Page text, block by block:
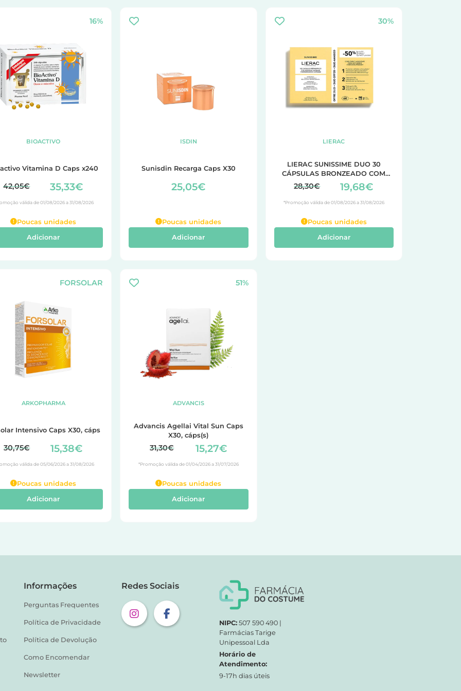
16%
BIOACTIVO
Vitamina D Caps x240
42,05€ 35,33€
válida de 01/08/2026 a 31/08/2026
Poucas unidades
Adicionar
ISDIN
Sunisdin Recarga Caps X30
25,05€
Poucas unidades
Adicionar
30%
LIERAC
LIERAC SUNISSIME DUO 30
CÁPSULAS BRONZEADO COM
DESCONTO DE 50% NA 2ª
EMBALAGEM
28,30€ 19,68€
*Promoção válida de 01/08/2026 a 31/08/2026
Poucas unidades
Adicionar
FORSOLAR
ARKOPHARMA
Forsolar Intensivo Caps X30, cáps
30,75€ 15,38€
válida de 05/06/2026 a 31/08/2026
Poucas unidades
Adicionar
51%
ADVANCIS
Advancis Agellai Vital Sun Caps
X30, cáps(s)
31,30€ 15,27€
*Promoção válida de 01/04/2026 a 31/07/2026
Poucas unidades
Adicionar
Informações
Perguntas Frequentes
Política de Privacidade
Política de Devolução
Como Encomendar
Newsletter
Redes Sociais
NIPC: 507 590 490 |
Farmácias Tarige
Unipessoal Lda
Horário de
Atendimento:
9-17h dias úteis